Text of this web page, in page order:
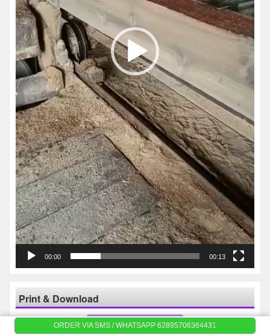
00:00 00:13
Print & Download
Print Katalog
ORDER VIA SMS / WHATSAPP 62895706364431